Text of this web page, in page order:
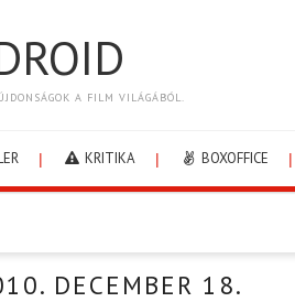
A FILM VILÁGÁBÓL.
KRITIKA BOXOFFICE
DECEMBER 18.